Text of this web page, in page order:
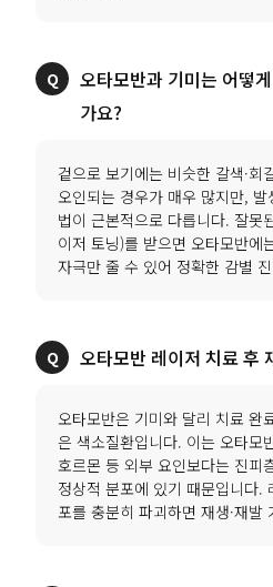
오타모반과 기미는 어떻
가요?
겉으로 보기에는 비슷한 갈색·회
오인되는 경우가 매우 많지만, 발
법이 근본적으로 다릅니다. 잘못
이저 토닝)를 받으면 오타모반에
자극만 줄 수 있어 정확한 감별
오타모반은 기미와 달리 치료 완
은 색소질환입니다. 이는 오타모
호르몬 등 외부 요인보다는 진피
정상적 분포에 있기 때문입니다.